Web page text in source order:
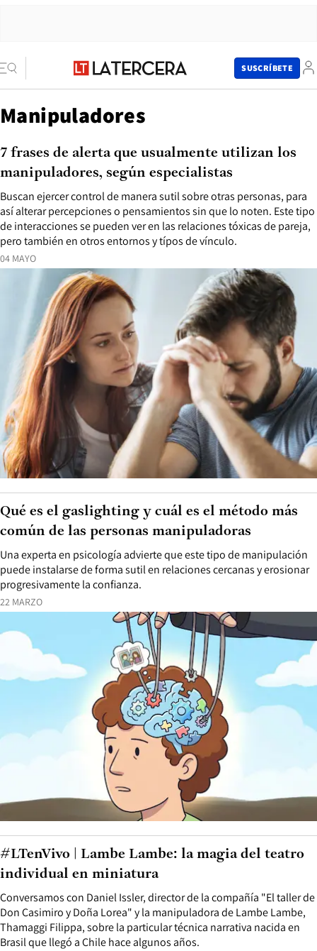
SUSCRÍBETE
Manipuladores
04 MAYO
Buscan ejercer control de manera sutil sobre otras personas, para
así alterar percepciones o pensamientos sin que lo noten. Este tipo
de interacciones se pueden ver en las relaciones tóxicas de pareja,
pero también en otros entornos y típos de vínculo.
7 frases de alerta que usualmente utilizan los
manipuladores, según especialistas
22 MARZO
Una experta en psicología advierte que este tipo de manipulación
puede instalarse de forma sutil en relaciones cercanas y erosionar
progresivamente la confianza.
Qué es el gaslighting y cuál es el método más
común de las personas manipuladoras
Conversamos con Daniel Issler, director de la compañía "El taller de
Don Casimiro y Doña Lorea" y la manipuladora de Lambe Lambe,
Thamaggi Filippa, sobre la particular técnica narrativa nacida en
Brasil que llegó a Chile hace algunos años.
#LTenVivo | Lambe Lambe: la magia del teatro
individual en miniatura